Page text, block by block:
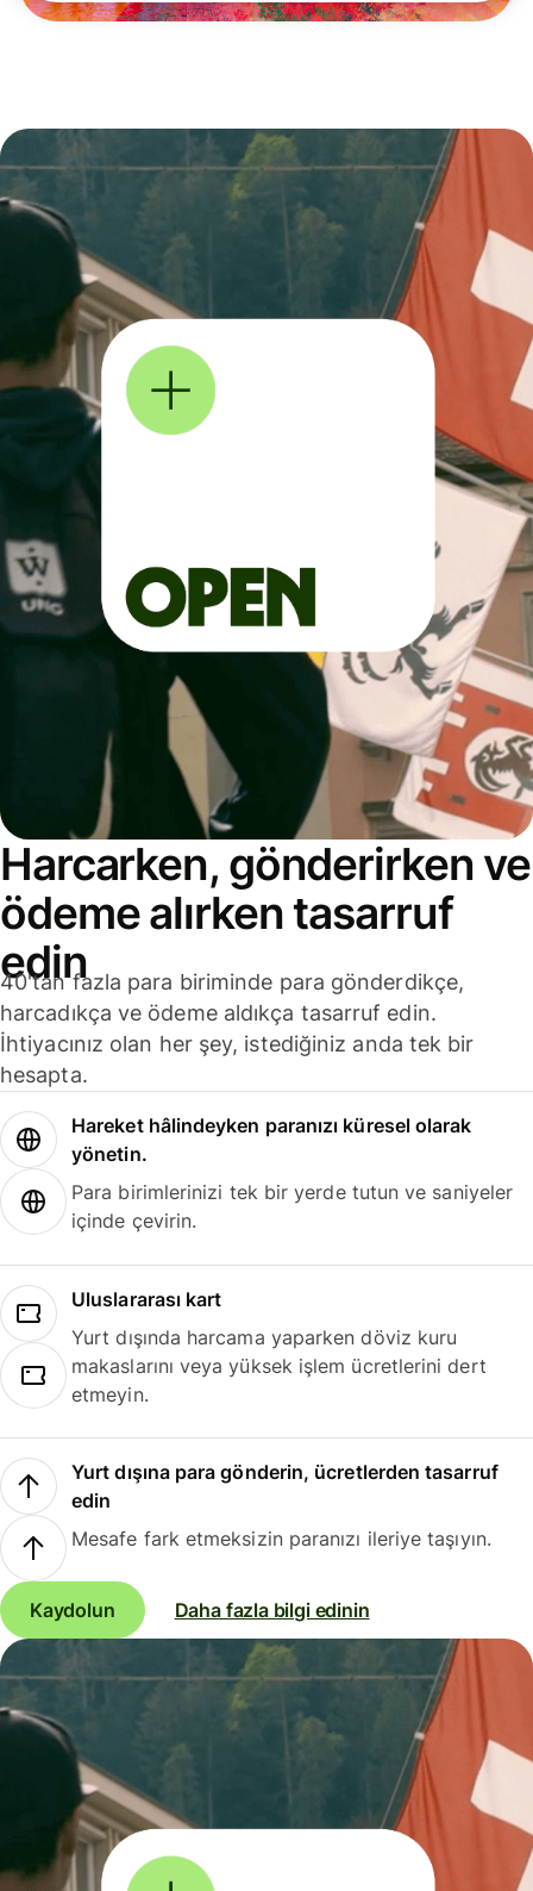
Harcarken, gönderirken ve
ödeme alırken tasarruf
edin
40'tan fazla para biriminde para gönderdikçe,
harcadıkça ve ödeme aldıkça tasarruf edin.
İhtiyacınız olan her şey, istediğiniz anda tek bir
hesapta.
Hareket hâlindeyken paranızı küresel olarak
yönetin.
Para birimlerinizi tek bir yerde tutun ve saniyeler
içinde çevirin.
Uluslararası kart
Yurt dışında harcama yaparken döviz kuru
makaslarını veya yüksek işlem ücretlerini dert
etmeyin.
Yurt dışına para gönderin, ücretlerden tasarruf
edin
Mesafe fark etmeksizin paranızı ileriye taşıyın.
Kaydolun Daha fazla bilgi edinin